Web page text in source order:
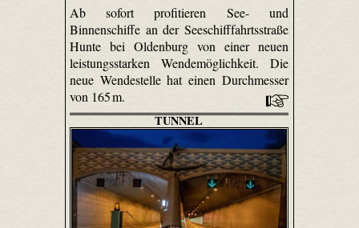
Ab sofort profitieren See- und
Binnenschiffe an der Seeschifffahrtsstraße
Hunte bei Oldenburg von einer neuen
leistungsstarken Wendemöglichkeit. Die
neue Wendestelle hat einen Durchmesser
von 165 m.
TUNNEL